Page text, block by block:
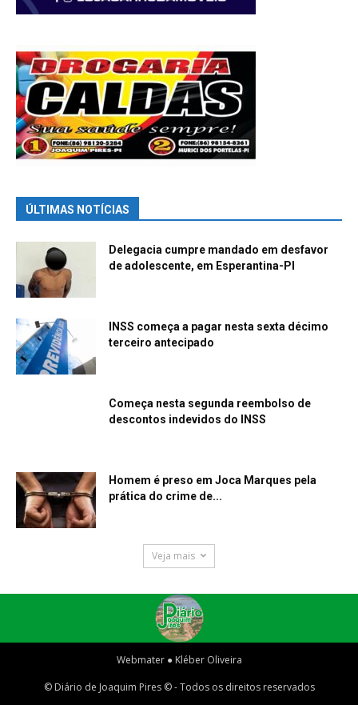
ÚLTIMAS NOTÍCIAS
Delegacia cumpre mandado em desfavor
de adolescente, em Esperantina-PI
INSS começa a pagar nesta sexta décimo
terceiro antecipado
Começa nesta segunda reembolso de
descontos indevidos do INSS
Homem é preso em Joca Marques pela
prática do crime de...
Veja mais
Webmater ● Kléber Oliveira
© Diário de Joaquim Pires © - Todos os direitos reservados